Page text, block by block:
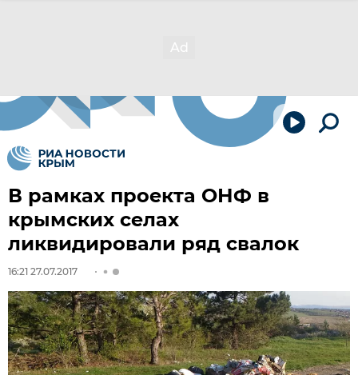
В рамках проекта ОНФ в
крымских селах
ликвидировали ряд свалок
16:21 27.07.2017